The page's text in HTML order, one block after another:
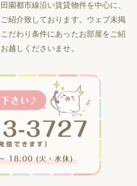
園都市線沿い賃貸物件を中心に、
紹介致しております。ウェブ未掲
だわり条件にあったお部屋をご紹
越しくださいませ。
18:00 (火・水休)